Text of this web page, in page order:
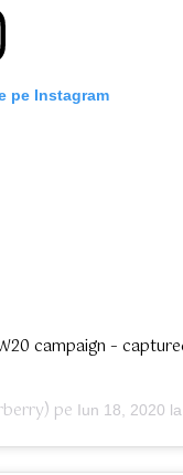
pe Instagram
campaign –
pe Iun 18, 2020